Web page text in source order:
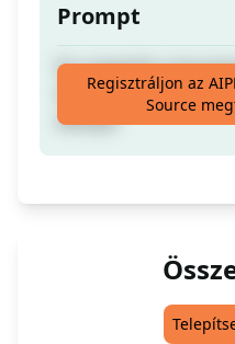
Prompt
Írj a legjobb e-
kiemelésre
előnyei.
Regisztráljon az
Source